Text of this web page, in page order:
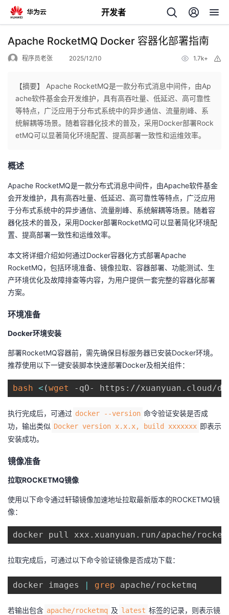
开发者
返
个
主
页
的
开
发
我
的
我
坛
圈
子
的
直
我
的
动
我
关
我
发
学
我
我
Programs
的
持
的
我
Apache RocketMQ Docker 容器化部署指南
程序员老张 2025/12/10 1.7k+
【摘要】 Apache RocketMQ是一款分布式消息中间件，由Ap
ache软件基金会开发维护，具有高吞吐量、低延迟、高可靠性
等特点，广泛应用于分布式系统中的异步通信、流量削峰、系
统解耦等场景。随着容器化技术的普及，采用Docker部署Rock
etMQ可以显著简化环境配置、提高部署一致性和运维效率。
概述
Apache RocketMQ是一款分布式消息中间件，由Apache软件基金
会开发维护，具有高吞吐量、低延迟、高可靠性等特点，广泛应用
于分布式系统中的异步通信、流量削峰、系统解耦等场景。随着容
器化技术的普及，采用Docker部署RocketMQ可以显著简化环境配
置、提高部署一致性和运维效率。
本文将详细介绍如何通过Docker容器化方式部署Apache
RocketMQ，包括环境准备、镜像拉取、容器部署、功能测试、生
产环境优化及故障排查等内容，为用户提供一套完整的容器化部署
方案。
环境准备
Docker环境安装
部署RocketMQ容器前，需先确保目标服务器已安装Docker环境。
推荐使用以下一键安装脚本快速部署Docker及相关组件：
bash < (wget -qO- https://xuanyuan.cloud/
执行完成后，可通过 docker --version 命令验证安装是否成
功，输出类似 Docker version x.x.x, build xxxxxxx 即表示
安装成功。
镜像准备
拉取ROCKETMQ镜像
使用以下命令通过轩辕镜像加速地址拉取最新版本的ROCKETMQ镜
像：
拉取完成后，可通过以下命令验证镜像是否成功下载：
docker images | grep
若输出包含 apache/rocketmq 及 latest 标签的记录，则表示镜